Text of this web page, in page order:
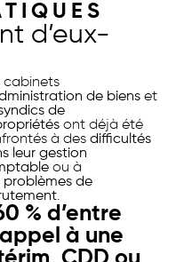
d’eux-
cabinets
de biens et
de
ont déjà été
à des difficultés
leur gestion
ou à
problèmes de
.
% d’entre
à une